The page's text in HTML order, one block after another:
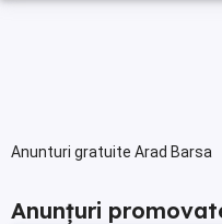
Anunturi gratuite Arad Barsa
Anunțuri